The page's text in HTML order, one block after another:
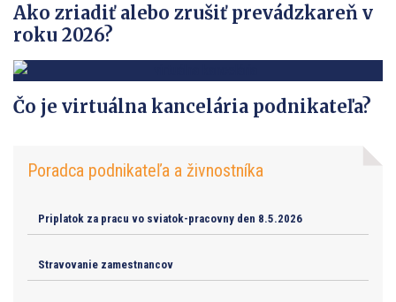
Ako zriadiť alebo zrušiť prevádzkareň v
roku 2026?
Čo je virtuálna kancelária podnikateľa?
Poradca podnikateľa a živnostníka
Priplatok za pracu vo sviatok-pracovny den 8.5.2026
Stravovanie zamestnancov